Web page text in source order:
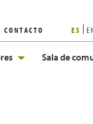
CONTACTO ES
Sala de